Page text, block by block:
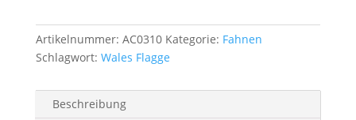
Artikelnummer: AC0310 Kategorie: Fahnen
Schlagwort: Wales Flagge
Beschreibung